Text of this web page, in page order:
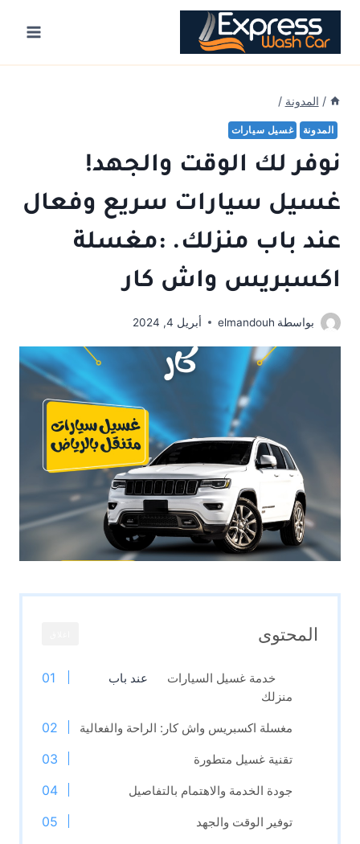
Skip
content
/ المدونة /
المدونة غسيل سيارات
نوفر لك الوقت والجهد!
غسيل سيارات سريع وفعال
عند باب منزلك. :مغسلة
اكسبريس واش كار
بواسطة elmandouh أبريل 4, 2024
المحتوى
خدمة غسيل السيارات
عند باب
منزلك
مغسلة اكسبريس واش كار: الراحة والفعالية
تقنية غسيل متطورة
جودة الخدمة والاهتمام بالتفاصيل
توفير الوقت والجهد